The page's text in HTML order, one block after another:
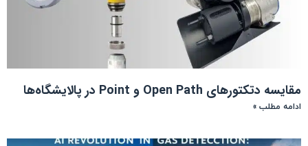
مقایسه دتکتورهای Open Path و Point در پالایشگاه‌ها
ادامه مطلب »